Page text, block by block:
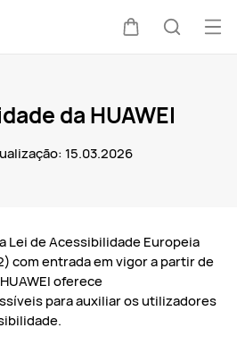
da HUAWEI
15.03.2026
Lei de Acessibilidade Europeia
com entrada em vigor a partir de
oferece
para auxiliar os utilizadores